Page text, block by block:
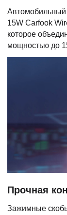
Автомобильный
15W Carfook
которое
мощностью до
Прочная
Зажимные